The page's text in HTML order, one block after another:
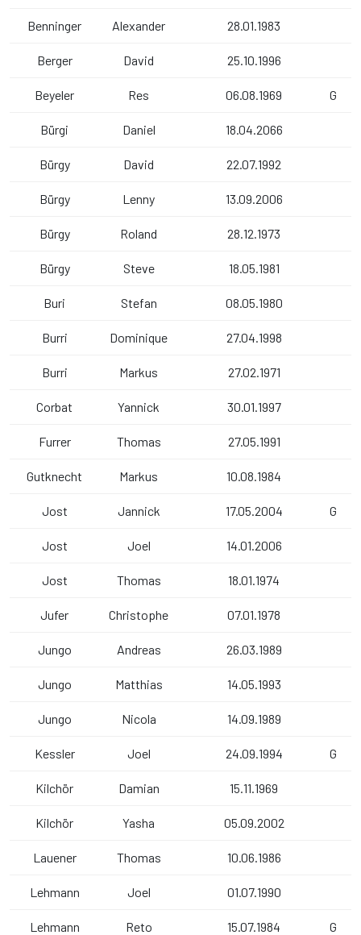
Benninger Alexander 28.01.1983
Berger David 25.10.1996
Beyeler Res 06.08.1969 G
Bürgi Daniel 18.04.2066
Bürgy David 22.07.1992
Bürgy Lenny 13.09.2006
Bürgy Roland 28.12.1973
Bürgy Steve 18.05.1981
Buri Stefan 08.05.1980
Burri Dominique 27.04.1998
Burri Markus 27.02.1971
Corbat Yannick 30.01.1997
Furrer Thomas 27.05.1991
Gutknecht Markus 10.08.1984
Jost Jannick 17.05.2004 G
Jost Joel 14.01.2006
Jost Thomas 18.01.1974
Jufer Christophe 07.01.1978
Jungo Andreas 26.03.1989
Jungo Matthias 14.05.1993
Jungo Nicola 14.09.1989
Kessler Joel 24.09.1994 G
Kilchör Damian 15.11.1969
Kilchör Yasha 05.09.2002
Lauener Thomas 10.06.1986
Lehmann Joel 01.07.1990
Lehmann Reto 15.07.1984 G